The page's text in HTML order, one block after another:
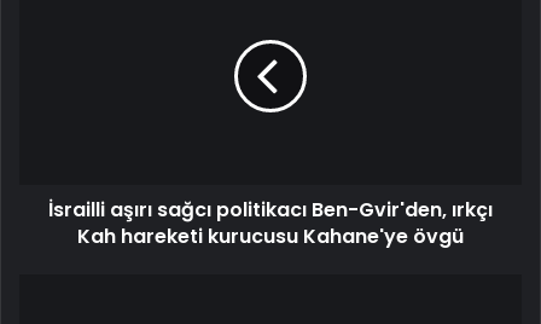
İsrailli aşırı sağcı politikacı Ben-Gvir'den, ırkçı
Kah hareketi kurucusu Kahane'ye övgü